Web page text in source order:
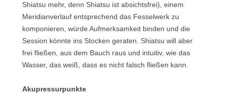
Shiatsu mehr, denn Shiatsu ist absichtsfrei), einem
Meridianverlauf entsprechend das Fesselwerk zu
komponieren, würde Aufmerksamkeit binden und die
Session könnte ins Stocken geraten. Shiatsu will aber
frei fließen, aus dem Bauch raus und intuitiv, wie das
Wasser, das weiß, dass es nicht falsch fließen kann.
Akupressurpunkte